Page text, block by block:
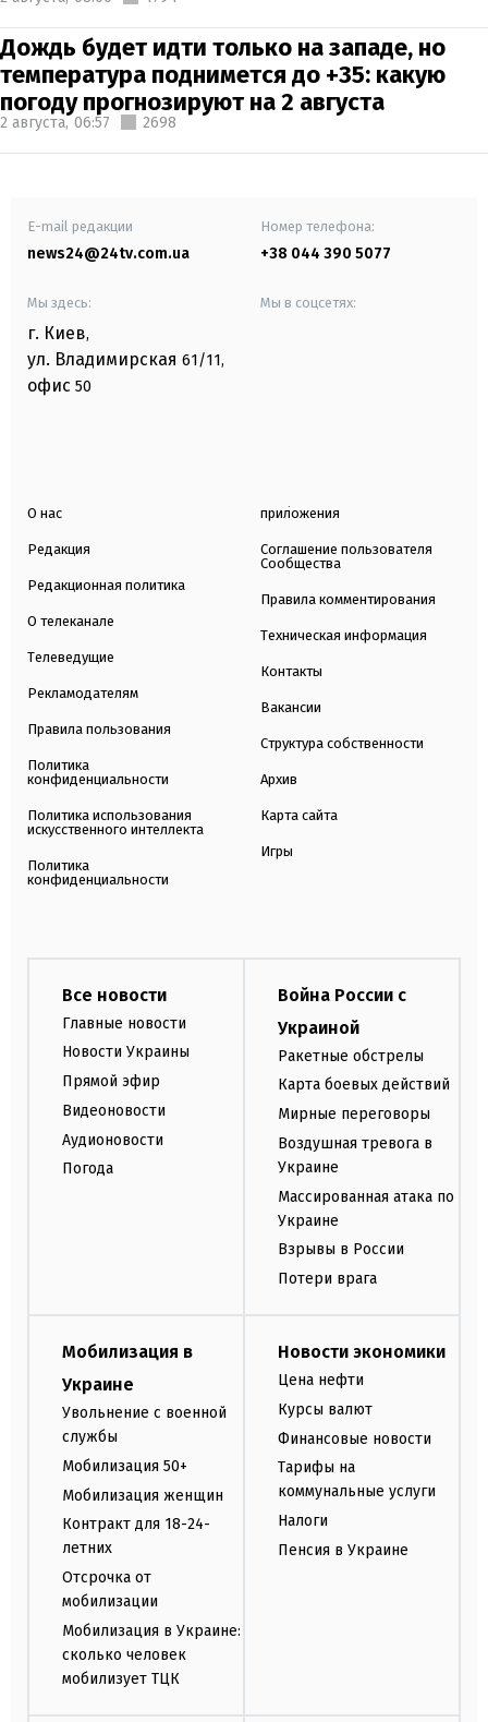
Дождь будет идти только на западе, но
температура поднимется до +35: какую
погоду прогнозируют на 2 августа
2 августа, 06:57 2698
E-mail редакции
news24@24tv.com.ua
Номер телефона:
+38 044 390 5077
Мы здесь:
г. Киев,
ул. Владимирская 61/11,
офис 50
Мы в соцсетях:
О нас
Редакция
Редакционная политика
О телеканале
Телеведущие
Рекламодателям
Правила пользования
Политика
конфиденциальности
Политика использования
искусственного интеллекта
Политика
конфиденциальности
приложения
Соглашение пользователя
Сообщества
Правила комментирования
Техническая информация
Контакты
Вакансии
Структура собственности
Архив
Карта сайта
Игры
Все новости
Главные новости
Новости Украины
Прямой эфир
Видеоновости
Аудионовости
Погода
Война России с
Украиной
Ракетные обстрелы
Карта боевых действий
Мирные переговоры
Воздушная тревога в
Украине
Массированная атака по
Украине
Взрывы в России
Потери врага
Мобилизация в
Украине
Увольнение с военной
службы
Мобилизация 50+
Мобилизация женщин
Контракт для 18-24-
летних
Отсрочка от
мобилизации
Мобилизация в Украине:
сколько человек
мобилизует ТЦК
Новости экономики
Цена нефти
Курсы валют
Финансовые новости
Тарифы на
коммунальные услуги
Налоги
Пенсия в Украине